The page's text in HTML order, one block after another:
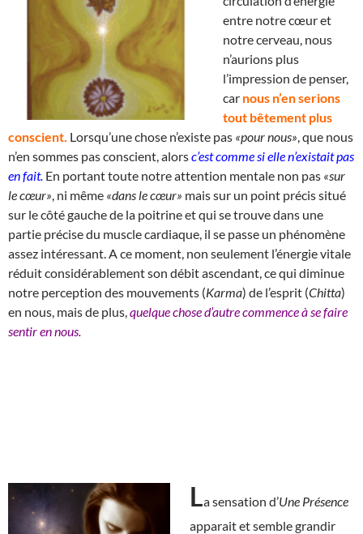
entre notre cœur et
notre cerveau, nous
n’aurions plus
l’impression de penser,
car nous n’en serions
tout bêtement plus
conscient. Lorsqu’une chose n’existe pas «pour nous» , que nous
n’en sommes pas conscient, alorsc’est comme si elle n’existait pas
en fait. En portant toute notre attention mentale non pas «sur
le cœur» , ni même «dans le cœur» mais sur un point précis situé
sur le côté gauche de la poitrine et qui se trouve dans une
partie précise du muscle cardiaque, il se passe un phénomène
assez intéressant. A ce moment, non seulement l’énergie vitale
réduit considérablement son débit ascendant, ce qui diminue
notre perception des mouvements (Karma) de l’esprit (Chitta)
en nous, mais de plus, quelque chose d’autre commence à se faire
sentir en nous.
La sensation d’Une Présence
apparait et semble grandir